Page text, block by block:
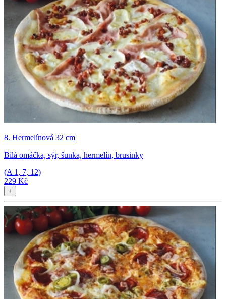
8. Hermelínová 32 cm
Bílá omáčka, sýr, šunka, hermelín, brusinky
(A 1, 7, 12)
229 Kč
+